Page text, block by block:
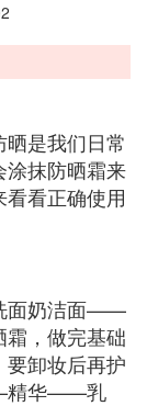
是我们日常
涂抹防晒霜来
看正确使用
面奶洁面——
，做完基础
卸妆后再护
华——乳